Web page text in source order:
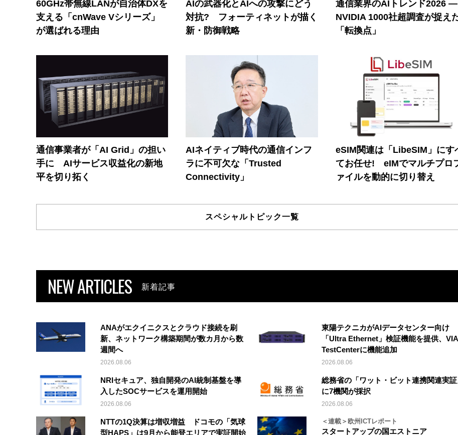
60GHz帯無線LANが自治体DXを
支える「cnWave Vシリーズ」
が選ばれる理由
AIの武器化とAIへの攻撃にどう
対抗? フォーティネットが描く
新・防御戦略
通信業界のAIトレンド2026 ―
NVIDIA 1000社超調査が捉え
「転換点」
通信事業者が「AI Grid」の担い
手に AIサービス収益化の新地
平を切り拓く
AIネイティブ時代の通信インフ
ラに不可欠な「Trusted
Connectivity」
eSIM関連は「LibeSIM」にす
てお任せ! eIMでマルチプロ
ァイルを動的に切り替え
スペシャルトピック一覧
NEW ARTICLES 新着記事
ANAがエクイニクスとクラウド接続を刷
新、ネットワーク構築期間が数カ月から数
週間へ
2026.08.06
東陽テクニカがAIデータセンター向け
「Ultra Ethernet」検証機能を提供、
TestCenterに機能追加
2026.08.06
NRIセキュア、独自開発のAI統制基盤を導
入したSOCサービスを運用開始
2026.08.06
総務省の「ワット・ビット連携関連実証
に7機関が採択
2026.08.06
NTTの1Q決算は増収増益 ドコモの「気球
型HAPS」は9月から能登エリアで実証開始
＜連載＞欧州ICTレポート
スタートアップの国エストニア